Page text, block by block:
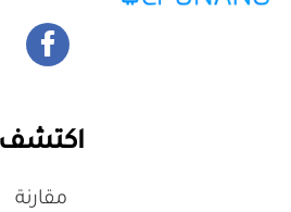
اكتشف
مقارنة